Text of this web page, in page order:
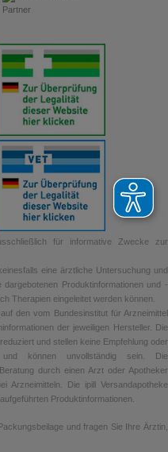
für informative Zwecke zur
eine ärztliche Untersuchung und
Produktinformationen und -
Therapien eingeleitet werden können.
den vom Bundesinstitut für Arzneimittel
der jeweiligen Hersteller. Die
und stellen keine Empfehlung oder
und können unvollständig sein. Die
durch einen Arzt oder Apotheker
Arzneimitteln. Die ipill Versandapotheke
Produktinformationen.
und fragen Sie Ihre Ärztin,